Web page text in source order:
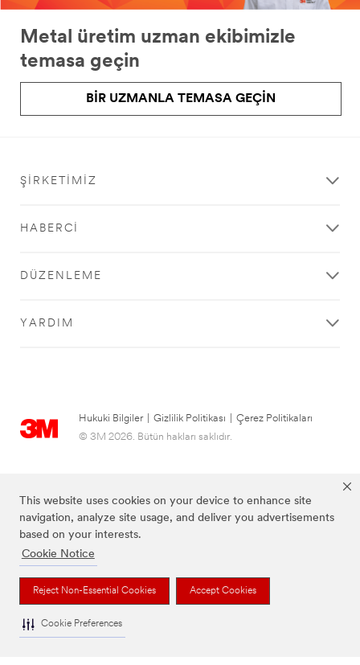
This website uses cookies on your device to enhance site
navigation, analyze site usage, and deliver you advertisements
based on your interests.
Cookie Notice
Reject Non-Essential Cookies Accept Cookies
Cookie Preferences
Metal üretim uzman ekibimizle
temasa geçin
BIR UZMANLA TEMASA GEÇIN
ŞIRKETIMIZ
HABERCI
DÜZENLEME
YARDIM
Hukuki Bilgiler Gizlilik Politikası
Çerez Politikaları
© 3M 2026. Bütün hakları saklıdır.